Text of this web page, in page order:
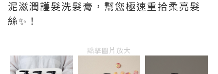
泥滋潤護髮洗髮膏，幫您極速重拾柔亮髮
絲✨！
點擊圖片放大